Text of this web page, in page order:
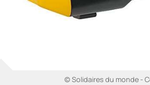
© Solidaires du monde -